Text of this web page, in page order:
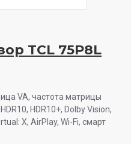
TCL 75P8L
VA, частота матрицы
HDR10+, Dolby Vision,
X, AirPlay, Wi-Fi, смарт